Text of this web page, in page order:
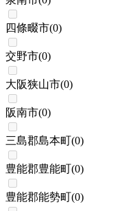
四條畷市(0)
交野市(0)
大阪狭山市(0)
阪南市(0)
三島郡島本町(0)
豊能郡豊能町(0)
豊能郡能勢町(0)